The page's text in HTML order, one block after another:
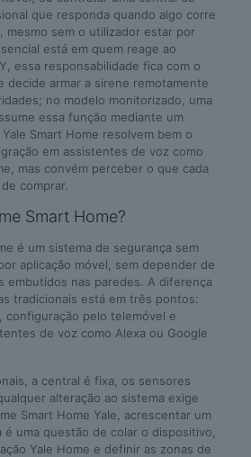
que responda quando algo corre
mesmo sem o utilizador estar por
está em quem reage ao
essa responsabilidade fica com o
decide armar a sirene remotamente
no modelo monitorizado, uma
essa função mediante um
Smart Home resolvem bem o
em assistentes de voz como
mas convém perceber o que cada
comprar.
Smart Home?
é um sistema de segurança sem
aplicação móvel, sem depender de
embutidos nas paredes. A diferença
tradicionais está em três pontos:
configuração pelo telemóvel e
de voz como Alexa ou Google
a central é fixa, os sensores
alteração ao sistema exige
Smart Home Yale, acrescentar um
uma questão de colar o dispositivo,
Yale Home e definir as zonas de